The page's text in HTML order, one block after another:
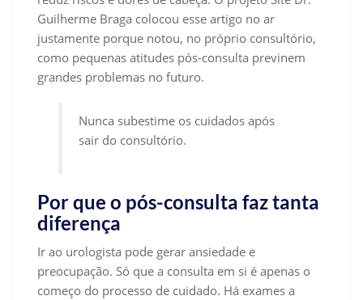
Guilherme Braga colocou esse artigo no ar
justamente porque notou, no próprio consultório,
como pequenas atitudes pós-consulta previnem
grandes problemas no futuro.
Nunca subestime os cuidados após
sair do consultório.
Por que o pós-consulta faz tanta
diferença
Ir ao urologista pode gerar ansiedade e
preocupação. Só que a consulta em si é apenas o
começo do processo de cuidado. Há exames a